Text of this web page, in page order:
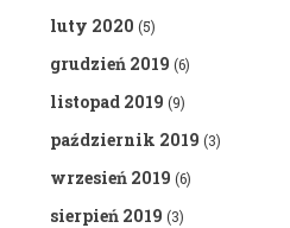
luty 2020 (5)
grudzień 2019 (6)
listopad 2019 (9)
październik 2019 (3)
wrzesień 2019 (6)
sierpień 2019 (3)